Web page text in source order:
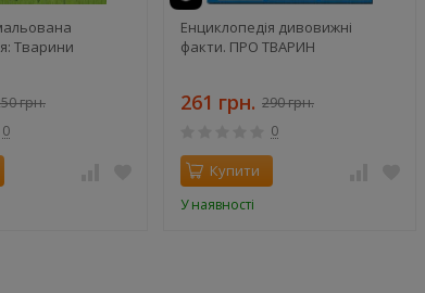
Тварини
грн.
0
Енциклопедія дивовижні
факти. ПРО ТВАРИН
261 грн. 290 грн.
0
Купити
У наявності